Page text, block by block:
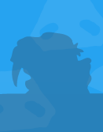
FOOTER
MENU